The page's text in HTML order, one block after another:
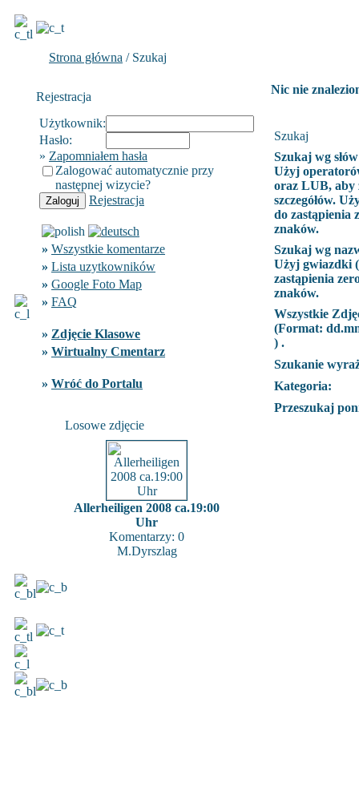
Strona główna / Szukaj
Rejestracja
Użytkownik:
Hasło:
» Zapomniałem hasła
Zalogować automatycznie przy
następnej wizycie?
Rejestracja
» Wszystkie komentarze
» Lista uzytkowników
» Google Foto Map
» FAQ
» Zdjęcie Klasowe
» Wirtualny Cmentarz
» Wróć do Portalu
Losowe zdjęcie
Allerheiligen 2008 ca.19:00
Uhr
Komentarzy: 0
M.Dyrszlag
Nic nie
Szukaj
Szukaj wg
Użyj
oraz LUB, aby
szczegółów.
do zastąpienia
znaków.
Szukaj wg
Użyj gwiazdki
zastąpienia
znaków.
Wszystkie
(Format:
) .
Szukanie
Kategoria:
Przeszukaj